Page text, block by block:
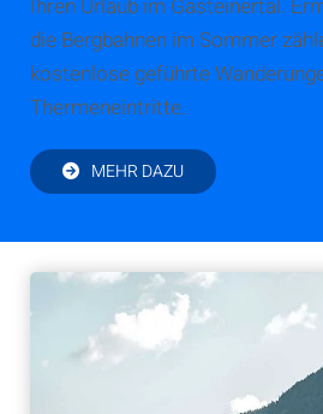
Ihren Urlaub im Gasteinertal.
die Bergbahnen im Sommer
kostenlose geführte
Thermeneintritte.
MEHR DAZU